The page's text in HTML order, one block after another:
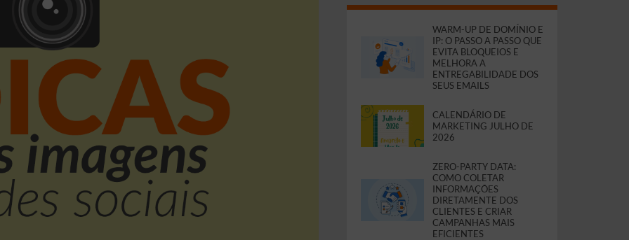
WARM-UP DE DOMÍNIO E
IP: O PASSO A PASSO QUE
EVITA BLOQUEIOS E
MELHORA A
ENTREGABILIDADE DOS
SEUS EMAILS
CALENDÁRIO DE
MARKETING JULHO DE
2026
ZERO-PARTY DATA:
COMO COLETAR
INFORMAÇÕES
DIRETAMENTE DOS
CLIENTES E CRIAR
CAMPANHAS MAIS
EFICIENTES